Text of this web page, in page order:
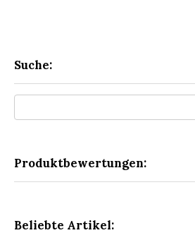
Suche:
Produktbewertungen:
Beliebte Artikel: